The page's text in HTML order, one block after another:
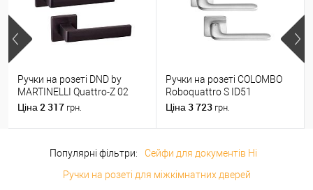
Ручки на розеті DND by
MARTINELLI Quattro-Z 02
ZNE чорний
Ціна 2 317 грн.
Ручки на розеті COLOMBO
Roboquattro S ID51
(PT19BZG-PT13) матовий
Ціна 3 723 грн.
Популярні фільтри:
Сейфи для документів Ні
Ручки на розеті для міжкімнатних дверей